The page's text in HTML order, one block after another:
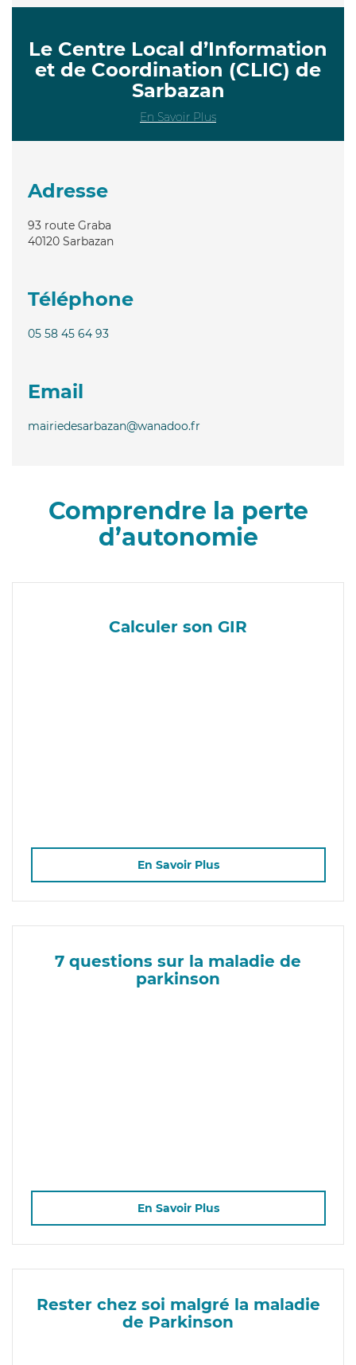
Le Centre Local d’Information
et de Coordination (CLIC) de
Sarbazan
En Savoir Plus
Adresse
93 route Graba
40120 Sarbazan
Téléphone
05 58 45 64 93
Email
mairiedesarbazan@wanadoo.fr
Comprendre la perte
d’autonomie
Calculer son GIR
En Savoir Plus
7 questions sur la maladie de
parkinson
En Savoir Plus
Rester chez soi malgré la maladie
de Parkinson